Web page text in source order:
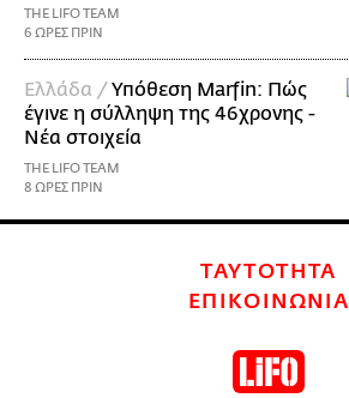
THE LIFO TEAM
6 ΩΡΕΣ ΠΡΙΝ
Ελλάδα /Υπόθεση Marfin: Πώς
έγινε η σύλληψη της 46χρονης -
Νέα στοιχεία
THE LIFO TEAM
8 ΩΡΕΣ ΠΡΙΝ
ΤΑΥΤΟΤΗΤΑ
ΕΠΙΚΟΙΝΩΝΙΑ